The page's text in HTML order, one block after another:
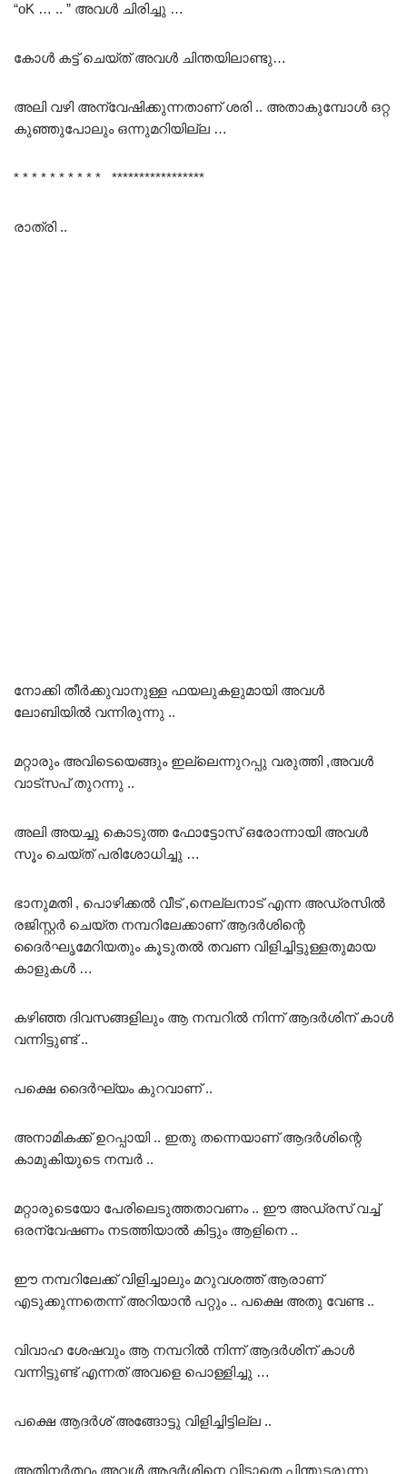
“oK … .. ” അവൾ ചിരിച്ചു …
കോൾ കട്ട് ചെയ്ത് അവൾ ചിന്തയിലാണ്ടു…
അലി വഴി അന്വേഷിക്കുന്നതാണ് ശരി .. അതാകുമ്പോൾ ഒറ്റ
കുഞ്ഞുപോലും ഒന്നുമറിയില്ല …
* * * * * * * * * * *****************
രാത്രി ..
നോക്കി തീർക്കുവാനുള്ള ഫയലുകളുമായി അവൾ
ലോബിയിൽ വന്നിരുന്നു ..
മറ്റാരും അവിടെയെങ്ങും ഇല്ലെന്നുറപ്പു വരുത്തി ,അവൾ
വാട്സപ് തുറന്നു ..
അലി അയച്ചു കൊടുത്ത ഫോട്ടോസ് ഒരോന്നായി അവൾ
സൂം ചെയ്ത് പരിശോധിച്ചു …
ഭാനുമതി , പൊഴിക്കൽ വീട് ,നെല്ലനാട് എന്ന അഡ്രസിൽ
രജിസ്റ്റർ ചെയ്ത നമ്പറിലേക്കാണ് ആദർശിന്റെ
ദൈർഘൃമേറിയതും കൂടുതൽ തവണ വിളിച്ചിട്ടുള്ളതുമായ
കാളുകൾ …
കഴിഞ്ഞ ദിവസങ്ങളിലും ആ നമ്പറിൽ നിന്ന് ആദർശിന് കാൾ
വന്നിട്ടുണ്ട് ..
പക്ഷെ ദൈർഘ്യം കുറവാണ് ..
അനാമികക്ക് ഉറപ്പായി .. ഇതു തന്നെയാണ് ആദർശിന്റെ
കാമുകിയുടെ നമ്പർ ..
മറ്റാരുടെയോ പേരിലെടുത്തതാവണം .. ഈ അഡ്രസ് വച്ച്
ഒരന്വേഷണം നടത്തിയാൽ കിട്ടും ആളിനെ ..
ഈ നമ്പറിലേക്ക് വിളിച്ചാലും മറുവശത്ത് ആരാണ്
എടുക്കുന്നതെന്ന് അറിയാൻ പറ്റും .. പക്ഷെ അതു വേണ്ട ..
വിവാഹ ശേഷവും ആ നമ്പറിൽ നിന്ന് ആദർശിന് കാൾ
വന്നിട്ടുണ്ട് എന്നത് അവളെ പൊള്ളിച്ചു …
പക്ഷെ ആദർശ് അങ്ങോട്ടു വിളിച്ചിട്ടില്ല ..
അതിനർത്ഥം അവൾ ആദർശിനെ വിടാതെ പിന്തുടരുന്നു